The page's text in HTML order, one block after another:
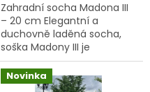
Zahradní socha Madona III
– 20 cm Elegantní a
duchovně laděná socha,
soška Madony III je
nádhernou dekorací nejen
na zahradu, ale i do
interiéru. S výškou 20 cm a
Novinka